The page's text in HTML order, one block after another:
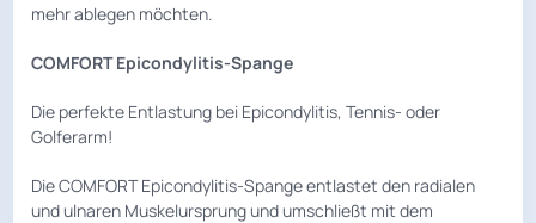
mehr ablegen möchten.
COMFORT Epicondylitis-Spange
Die perfekte Entlastung bei Epicondylitis, Tennis- oder
Golferarm!
Die COMFORT Epicondylitis-Spange entlastet den radialen
und ulnaren Muskelursprung und umschließt mit dem